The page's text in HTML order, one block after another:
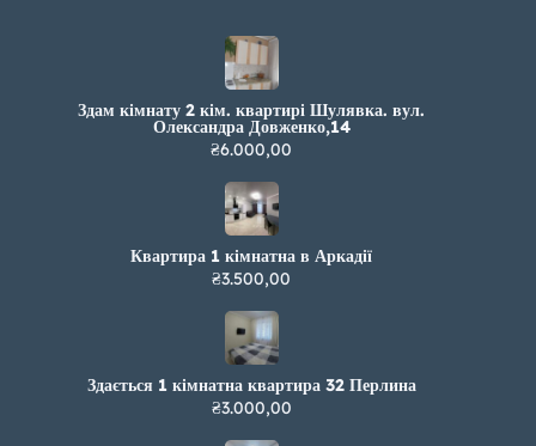
Здам кімнату 2 кім. квартирі Шулявка. вул.
Олександра Довженко,14
₴6.000,00
Квартира 1 кімнатна в Аркадії
₴3.500,00
Здається 1 кімнатна квартира 32 Перлина
₴3.000,00